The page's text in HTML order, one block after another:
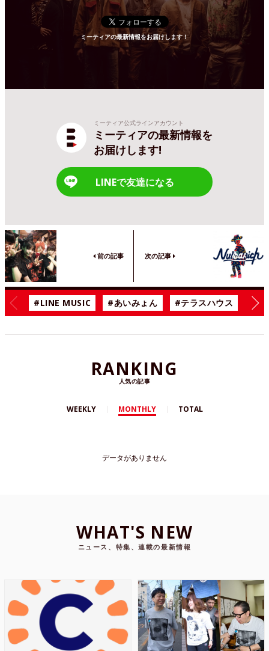
ミーティアの最新情報をお届けします！
ミーティア公式ラインアカウント
ミーティアの最新情報を
お届けします!
LINEで友達になる
前の記事 次の記事
#LINE MUSIC #あいみょん #テラスハウス #
RANKING
人気の記事
WEEKLY MONTHLY TOTAL
データがありません
WHAT'S NEW
ニュース、特集、連載の最新情報